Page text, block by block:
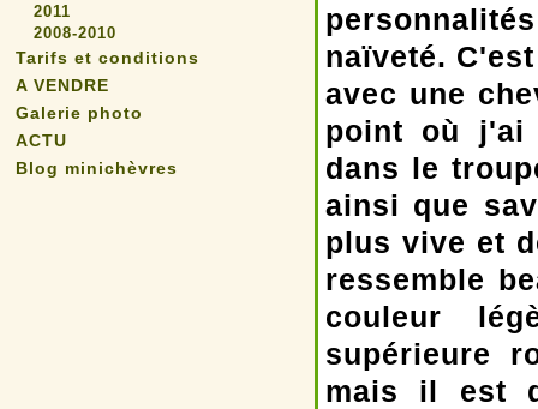
2011
2008-2010
Tarifs et conditions
A VENDRE
Galerie photo
ACTU
Blog minichèvres
naïveté.
avec une
point où j'ai
dans le
ainsi que
plus vive et
ressemble
couleur
supérieure
mais il est